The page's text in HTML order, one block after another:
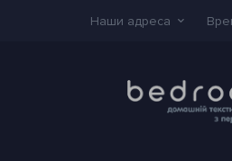
Наши адреса